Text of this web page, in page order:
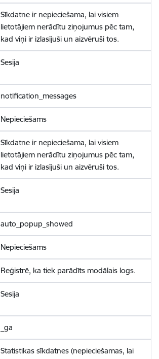
Sīkdatne ir nepieciešama, lai visiem
lietotājiem nerādītu ziņojumus pēc tam,
kad viņi ir izlasījuši un aizvēruši tos.
Sesija
notification_messages
Nepieciešams
Sīkdatne ir nepieciešama, lai visiem
lietotājiem nerādītu ziņojumus pēc tam,
kad viņi ir izlasījuši un aizvēruši tos.
Sesija
auto_popup_showed
Nepieciešams
Reģistrē, ka tiek parādīts modālais logs.
Sesija
_ga
Statistikas sīkdatnes (nepieciešamas, lai